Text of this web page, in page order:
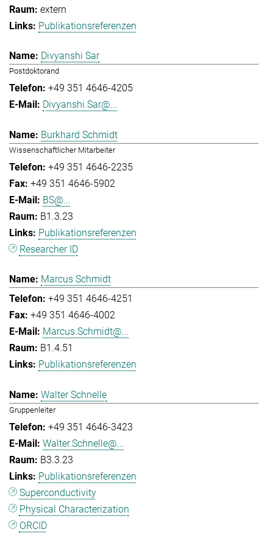
extern
Publikationsreferenzen
Divyanshi Sar
Postdoktorand
+49 351 4646-4205
Divyanshi.Sar@...
Burkhard Schmidt
Wissenschaftlicher Mitarbeiter
+49 351 4646-2235
+49 351 4646-5902
BS@...
B1.3.23
Publikationsreferenzen
Researcher ID
Marcus Schmidt
+49 351 4646-4251
+49 351 4646-4002
Marcus.Schmidt@...
B1.4.51
Publikationsreferenzen
Walter Schnelle
Gruppenleiter
+49 351 4646-3423
Walter.Schnelle@...
B3.3.23
Publikationsreferenzen
Superconductivity
Physical Characterization
ORCID